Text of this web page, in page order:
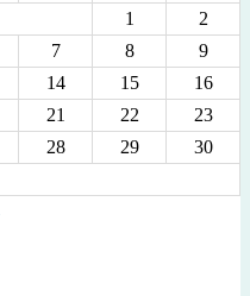
1
2
7 8
9
14 15
16
21 22
23
28 29
30